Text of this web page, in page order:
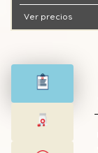
Ver precios